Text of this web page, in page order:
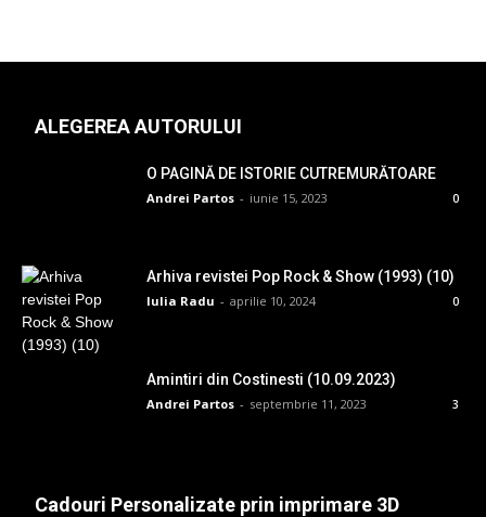
ALEGEREA AUTORULUI
O PAGINĂ DE ISTORIE CUTREMURĂTOARE
Andrei Partos - iunie 15, 2023 0
Arhiva revistei Pop Rock & Show (1993) (10)
Iulia Radu - aprilie 10, 2024 0
Amintiri din Costinesti (10.09.2023)
Andrei Partos - septembrie 11, 2023 3
Cadouri Personalizate prin imprimare 3D